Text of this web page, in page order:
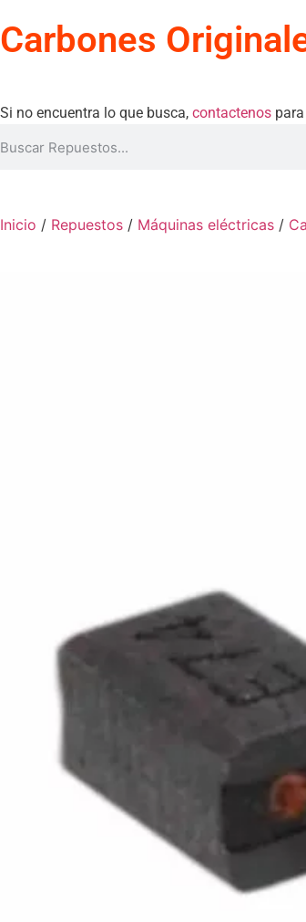
Carbones
Si no encuentra lo que busca, contactenos
Inicio / Repuestos / Máquinas eléctricas /